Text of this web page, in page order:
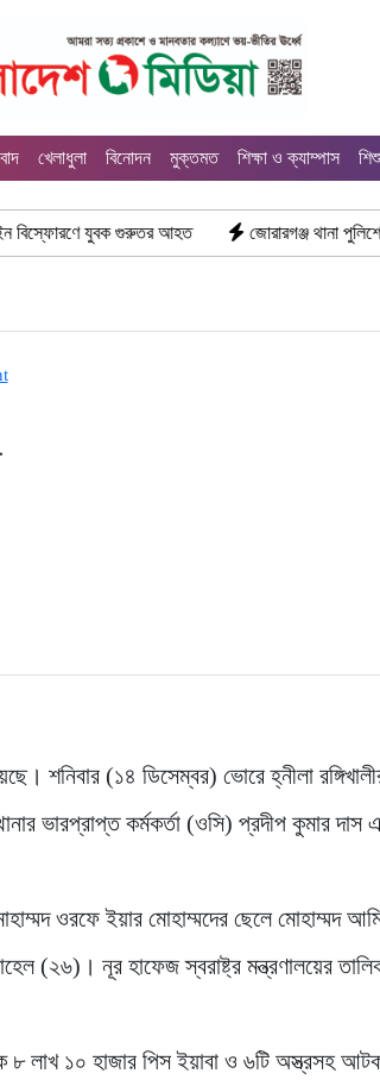
খেলাধুলা বিনোদন মুক্তমত শিক্ষা ও ক্যাম্পাস
যুবক গুরুতর আহত জোরারগঞ্জ থানা পুলিশের বিশেষ
শনিবার (১৪ ডিসেম্বর) ভোরে হ্নীলা
ভারপ্রাপ্ত কর্মকর্তা (ওসি) প্রদীপ কুমার
ওরফে ইয়ার মোহাম্মদের ছেলে মোহাম্মদ
(২৬)। নূর হাফেজ স্বরাষ্ট্র মন্ত্রণালয়ের
লাখ ১০ হাজার পিস ইয়াবা ও ৬টি অস্ত্রসহ